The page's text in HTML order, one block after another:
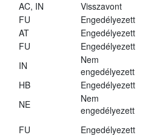
AC, IN
Visszavont
FU
Engedélyezett
AT
Engedélyezett
FU
Engedélyezett
IN
Nem
engedélyezett
HB
Engedélyezett
NE
Nem
engedélyezett
FU Engedélyezett